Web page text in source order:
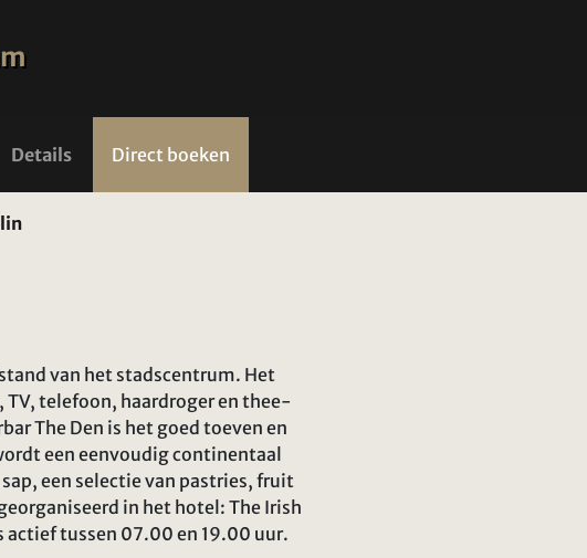
Details Direct boeken
van het stadscentrum. Het
telefoon, haardroger en thee-
The Den is het goed toeven en
een eenvoudig continentaal
een selectie van pastries, fruit
in het hotel: The Irish
tussen 07.00 en 19.00 uur.